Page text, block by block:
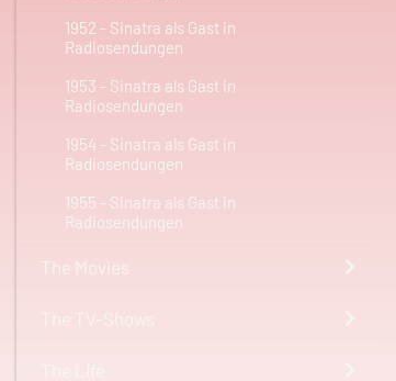
1952 - Sinatra als Gast in
Radiosendungen
1953 - Sinatra als Gast in
Radiosendungen
1954 - Sinatra als Gast in
Radiosendungen
1955 - Sinatra als Gast in
Radiosendungen
The Movies